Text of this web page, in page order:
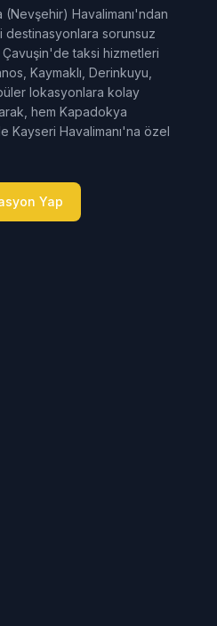
Havalimanı'ndan
sorunsuz
taksi hizmetleri
Kaymaklı, Derinkuyu,
lokasyonlara kolay
hem Kapadokya
Kayseri Havalimanı'na özel
Yap